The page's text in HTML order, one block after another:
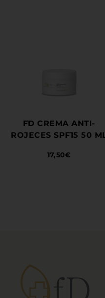
FD CREMA ANTI-
ROJECES SPF15 50
17,50€